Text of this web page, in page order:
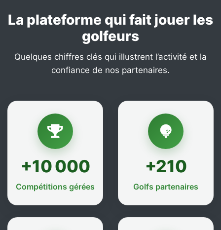
La plateforme qui fait jouer les
golfeurs
Quelques chiffres clés qui illustrent l’activité et la
confiance de nos partenaires.
+10 000
Compétitions gérées
+210
Golfs partenaires